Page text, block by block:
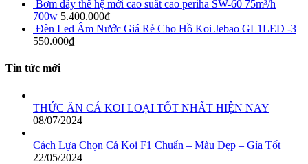
Bơm đẩy thế hệ mới cao suất cao periha SW-60 75m³/h
700w 5.400.000₫
Đèn Led Âm Nước Giá Rẻ Cho Hồ Koi Jebao GL1LED -3
550.000₫
Tin tức mới
THỨC ĂN CÁ KOI LOẠI TỐT NHẤT HIỆN NAY
08/07/2024
Cách Lựa Chọn Cá Koi F1 Chuẩn – Màu Đẹp – Gía Tốt
22/05/2024